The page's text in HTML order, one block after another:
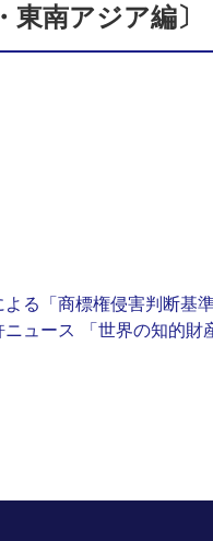
南アジア編
「商標権侵害判断基準
ュース 「世界の知的